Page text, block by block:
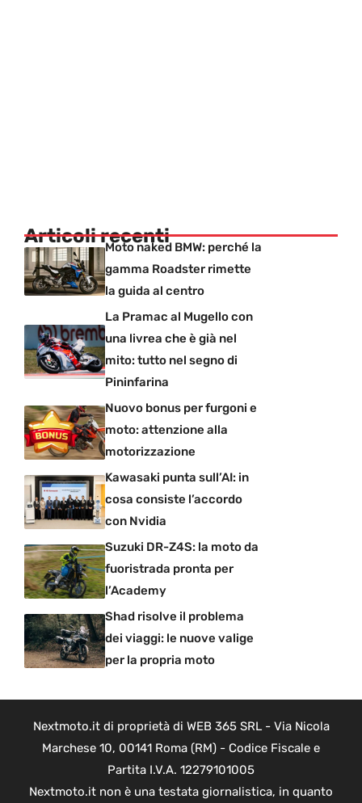
Articoli recentiMoto naked BMW: perché la
gamma Roadster rimette
la guida al centro
La Pramac al Mugello con
una livrea che è già nel
mito: tutto nel segno di
Pininfarina
Nuovo bonus per furgoni e
moto: attenzione alla
motorizzazione
Kawasaki punta sull’AI: in
cosa consiste l’accordo
con Nvidia
Suzuki DR-Z4S: la moto da
fuoristrada pronta per
l’Academy
Shad risolve il problema
dei viaggi: le nuove valige
per la propria moto
Nextmoto.it di proprietà di WEB 365 SRL - Via Nicola
Marchese 10, 00141 Roma (RM) - Codice Fiscale e
Partita I.V.A. 12279101005
Nextmoto.it non è una testata giornalistica, in quanto